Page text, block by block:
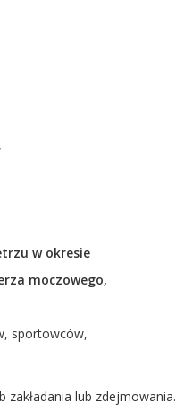
w okresie
moczowego,
sportowców,
zakładania lub zdejmowania.